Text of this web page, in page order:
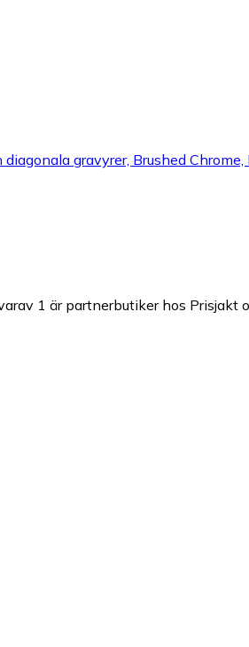
gravyrer, Brushed
1 är partnerbutiker hos Prisjakt